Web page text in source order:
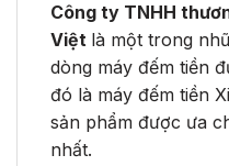
Công ty TNHH
Việt là một trong
dòng máy đếm tiền
đó là máy đếm tiền
sản phẩm được ưa
nhất.